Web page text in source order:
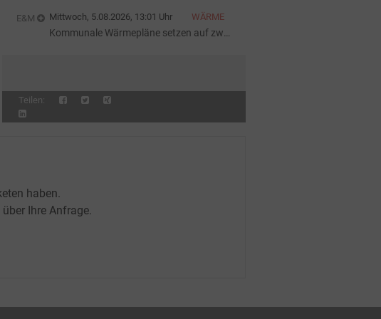
E&M Mittwoch, 5.08.2026, 13:01 Uhr WÄRME
Kommunale Wärmepläne setzen auf zwei
Teilen:
haben.
über Ihre Anfrage.